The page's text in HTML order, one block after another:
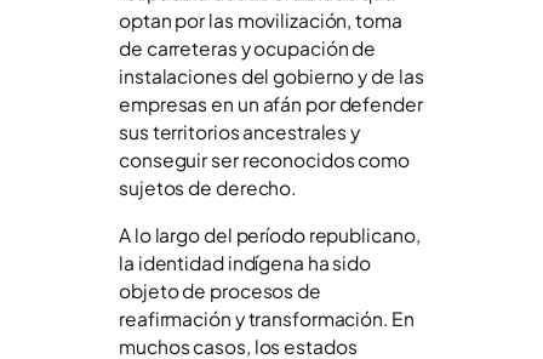
optan por las movilización, toma
de carreteras y ocupación de
instalaciones del gobierno y de las
empresas en un afán por defender
sus territorios ancestrales y
conseguir ser reconocidos como
sujetos de derecho.
A lo largo del período republicano,
la identidad indígena ha sido
objeto de procesos de
reafirmación y transformación. En
muchos casos, los estados